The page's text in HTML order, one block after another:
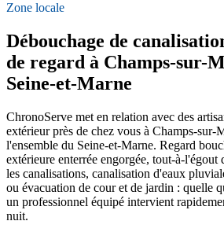
Zone locale
Débouchage de
de regard à Champs-sur-
Seine-et-Marne
ChronoServe met en relation avec des
extérieur près de chez vous à Champs-sur-
l'ensemble du Seine-et-Marne. Regard
extérieure enterrée engorgée, tout-à-l'égout
les canalisations, canalisation d'eaux
ou évacuation de cour et de jardin : quelle
un professionnel équipé intervient
nuit.